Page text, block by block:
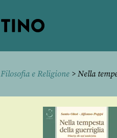
Filosofia e Religione > Nella